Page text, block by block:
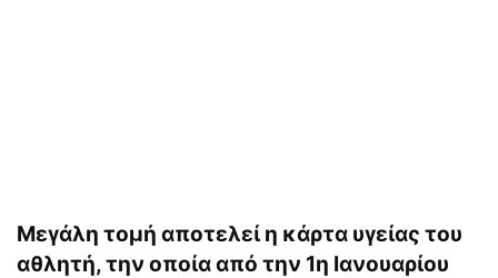
Μεγάλη τομή αποτελεί η κάρτα υγείας του
αθλητή, την οποία από την 1η Ιανουαρίου